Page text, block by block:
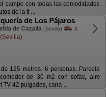
campo con todas las comodidades
de la tí ...
de Los Pájaros
de Cazalla (Sevilla)
a
125 metros. 6 personas. Parcela
de 30 m2 con sofás, aire
TV 42 pulgadas, cana ...